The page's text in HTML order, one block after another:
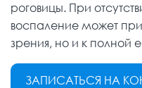
роговицы. При
воспаление может
зрения, но и к полной
ЗАПИСАТЬСЯ НА